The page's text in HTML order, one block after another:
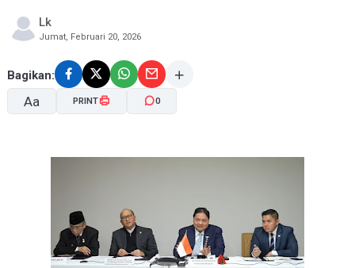
Lk
Jumat, Februari 20, 2026
Bagikan:
Aa PRINT 0